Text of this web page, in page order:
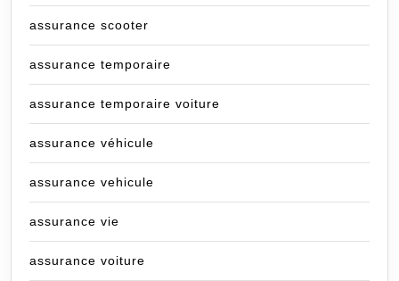
assurance scooter
assurance temporaire
assurance temporaire voiture
assurance véhicule
assurance vehicule
assurance vie
assurance voiture